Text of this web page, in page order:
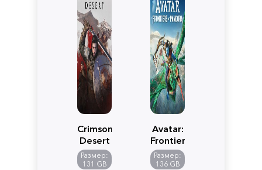
Crimson
Desert
Размер:
131 GB
Avatar:
Frontiers
of
Pandora
Размер:
136 GB